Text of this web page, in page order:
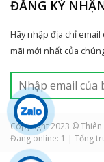
ĐĂNG KÝ
Hãy nhập địa chỉ
mãi mới nhất của
Copyright 2023 © Thiên
Đang online: 1 | Tổng